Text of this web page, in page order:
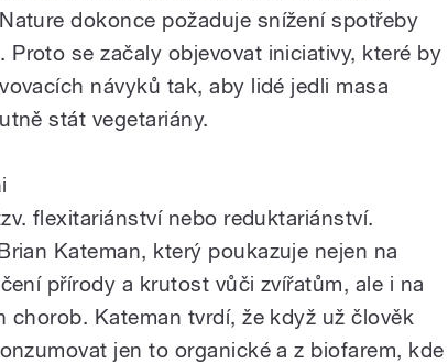
dokonce požaduje snížení spotřeby
Proto se začaly objevovat iniciativy, které by
návyků tak, aby lidé jedli masa
stát vegetariány.
flexitariánství nebo reduktariánství.
Kateman, který poukazuje nejen na
přírody a krutost vůči zvířatům, ale i na
chorob. Kateman tvrdí, že když už člověk
jen to organické a z biofarem, kde